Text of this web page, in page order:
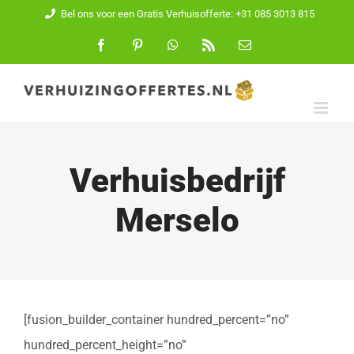
inhoud
Bel ons voor een Gratis Verhuisofferte: +31 085 3013 815
FacebookPinterest WhatsApp
E-
Verhuisbedrijf
Merselo
[fusion_builder_container hundred_percent=”no”
hundred_percent_height=”no”